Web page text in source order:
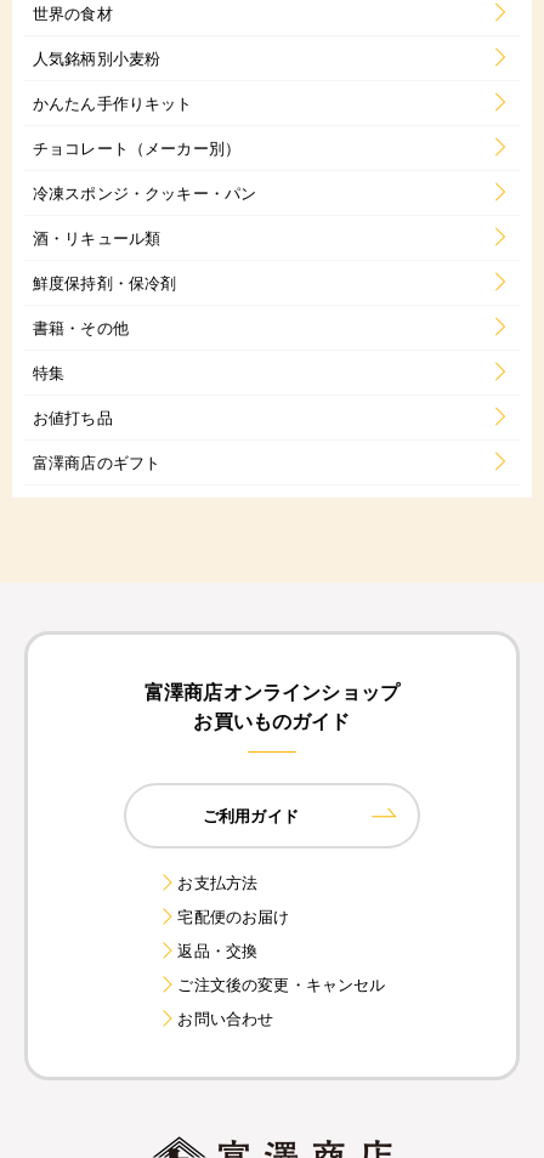
世界の食材
人気銘柄別小麦粉
かんたん手作りキット
チョコレート（メーカー別）
冷凍スポンジ・クッキー・パン
酒・リキュール類
鮮度保持剤・保冷剤
書籍・その他
特集
お値打ち品
富澤商店のギフト
富澤商店オンラインショップ
お買いものガイド
ご利用ガイド
お支払方法
宅配便のお届け
返品・交換
ご注文後の変更・キャンセル
お問い合わせ